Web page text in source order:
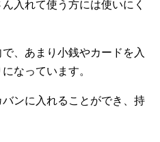
入れて使う方には使いにく
、あまり小銭やカードを入
なっています。
ンに入れることができ、持